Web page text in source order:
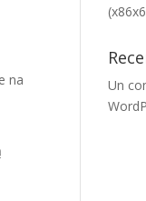
na
Un